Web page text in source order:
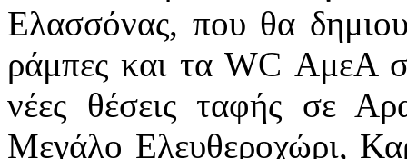
Ελασσόνας, που θα
ράμπες και τα WC ΑμεΑ
νέες θέσεις ταφής σε
Μεγάλο Ελευθεροχώρι,